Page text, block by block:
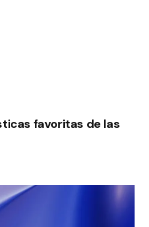
favoritas de las